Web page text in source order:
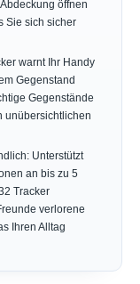
öffnen
Sie sich sicher
warnt Ihr Handy
Gegenstand
Gegenstände
unübersichtlichen
Unterstützt
an bis zu 5
Tracker
verlorene
Ihren Alltag